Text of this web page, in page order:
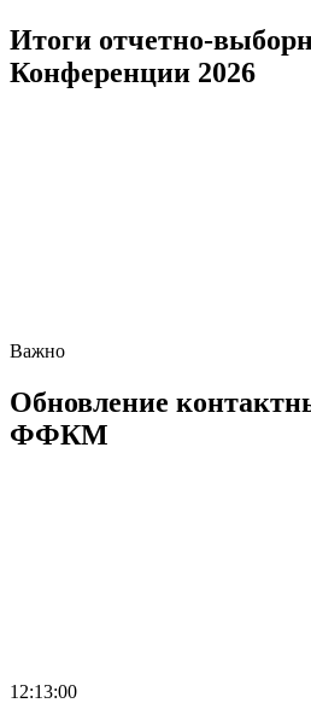
Итоги отчетно-
Конференции 2026
Важно
Обновление
ФФКМ
12:13:00